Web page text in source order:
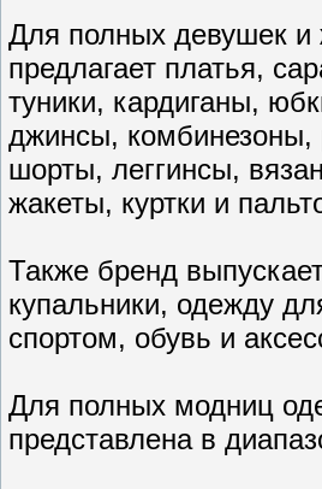
Для полных девушек
предлагает платья,
туники, кардиганы,
джинсы,
шорты, леггинсы,
жакеты, куртки и
Также бренд
купальники, одежду
спортом, обувь и
Для полных модниц
представлена в